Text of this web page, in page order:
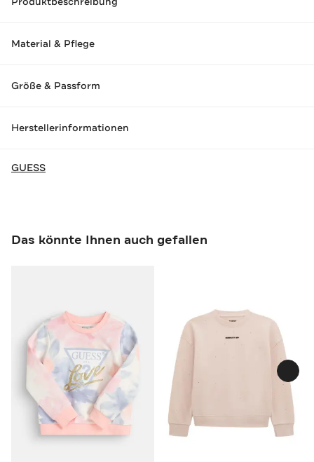
Material & Pflege
Größe & Passform
Herstellerinformationen
GUESS
Das könnte Ihnen auch gefallen